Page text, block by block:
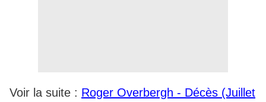
Voir la suite : Roger Overbergh - Décès (Juillet